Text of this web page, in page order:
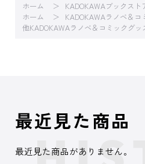
ホーム KADOKAWAブックスト
ホーム
KADOKAWAラノベ＆
他KADOKAWAラノベ＆コミックグッ
最近見た商品
最近見た商品がありません。